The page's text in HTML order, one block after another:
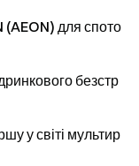
(AEON) для спото
безстр
у світі мультир